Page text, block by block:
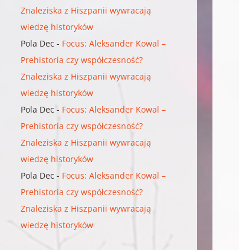
Znaleziska z Hiszpanii wywracają
wiedzę historyków
Pola Dec - Focus: Aleksander Kowal –
Prehistoria czy współczesność?
Znaleziska z Hiszpanii wywracają
wiedzę historyków
Pola Dec - Focus: Aleksander Kowal –
Prehistoria czy współczesność?
Znaleziska z Hiszpanii wywracają
wiedzę historyków
Pola Dec - Focus: Aleksander Kowal –
Prehistoria czy współczesność?
Znaleziska z Hiszpanii wywracają
wiedzę historyków